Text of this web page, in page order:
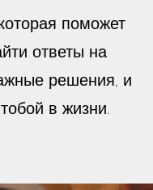
поможет
ответы на
решения, и
в жизни.